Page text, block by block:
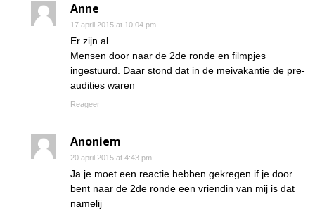
Anne
17 april 2015 at 10:04 pm
Er zijn al
Mensen door naar de 2de ronde en filmpjes
ingestuurd. Daar stond dat in de meivakantie de pre-
audities waren
Reageer
Anoniem
20 april 2015 at 4:43 pm
Ja je moet een reactie hebben gekregen if je door
bent naar de 2de ronde een vriendin van mij is dat
namelij